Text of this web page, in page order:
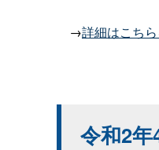
→詳細はこち
令和2